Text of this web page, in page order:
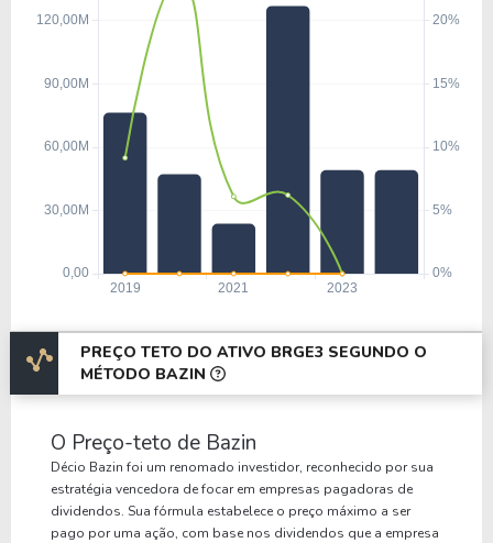
PREÇO TETO DO ATIVO BRGE3 SEGUNDO O
MÉTODO BAZIN
O Preço-teto de Bazin
Décio Bazin foi um renomado investidor, reconhecido por sua
estratégia vencedora de focar em empresas pagadoras de
dividendos. Sua fórmula estabelece o preço máximo a ser
pago por uma ação, com base nos dividendos que a empresa